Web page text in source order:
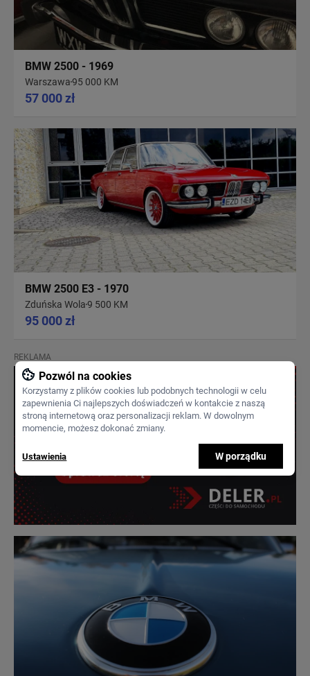
BMW 2500 - 1969
Warszawa95 000 KM
57 000 zł
BMW 2500 E3 - 1970
Zduńska Wola9 500 KM
95 000 zł
REKLAMA
Pozwól na cookies
Korzystamy z plików cookies lub podobnych technologii w celu
zapewnienia Ci najlepszych doświadczeń w kontakcie z naszą
stroną internetową oraz personalizacji reklam. W dowolnym
momencie, możesz dokonać zmiany.
Ustawienia W porządku